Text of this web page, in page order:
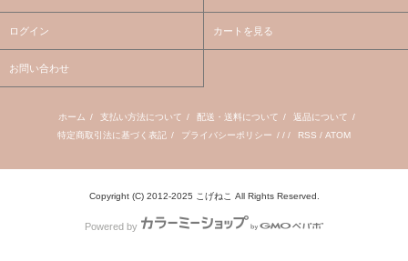
ログイン カートを見る
お問い合わせ
ホーム / 支払い方法について / 配送・送料について / 返品について /
特定商取引法に基づく表記 / プライバシーポリシー / / / RSS / ATOM
Copyright (C) 2012-2025 こげねこ All Rights Reserved.
Powered by